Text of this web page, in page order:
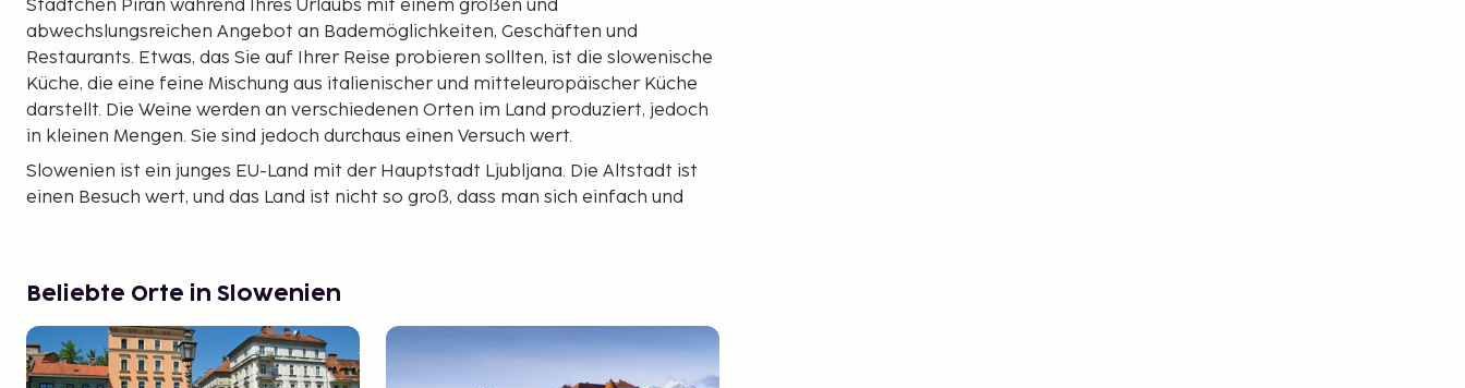
Städtchen Piran während Ihres Urlaubs mit einem großen und
abwechslungsreichen Angebot an Bademöglichkeiten, Geschäften und
Restaurants. Etwas, das Sie auf Ihrer Reise probieren sollten, ist die slowenische
Küche, die eine feine Mischung aus italienischer und mitteleuropäischer Küche
darstellt. Die Weine werden an verschiedenen Orten im Land produziert, jedoch
in kleinen Mengen. Sie sind jedoch durchaus einen Versuch wert.
Slowenien ist ein junges EU-Land mit der Hauptstadt Ljubljana. Die Altstadt ist
einen Besuch wert, und das Land ist nicht so groß, dass man sich einfach und
Kilometer entfernt das Dorf Lipica. Von hier stammen die berühmten
Lipizzaner-Pferde.
Nur zwei Autostunden von der Küste entfernt beginnen die slowenischen Alpen.
Beliebte Orte in Slowenien